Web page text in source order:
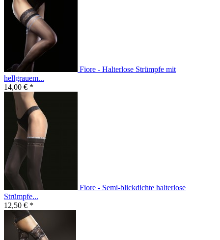
Fiore - Halterlose Strümpfe mit
hellgrauem...
14,00 € *
Fiore - Semi-blickdichte halterlose
Strümpfe...
12,50 € *